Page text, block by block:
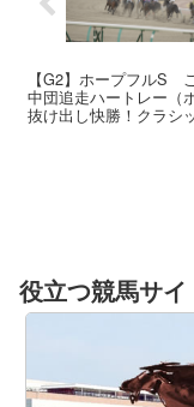
【G2】ホープフルS
中団追走ハートレー（
抜け出し快勝！クラシ
役立つ競馬サイ